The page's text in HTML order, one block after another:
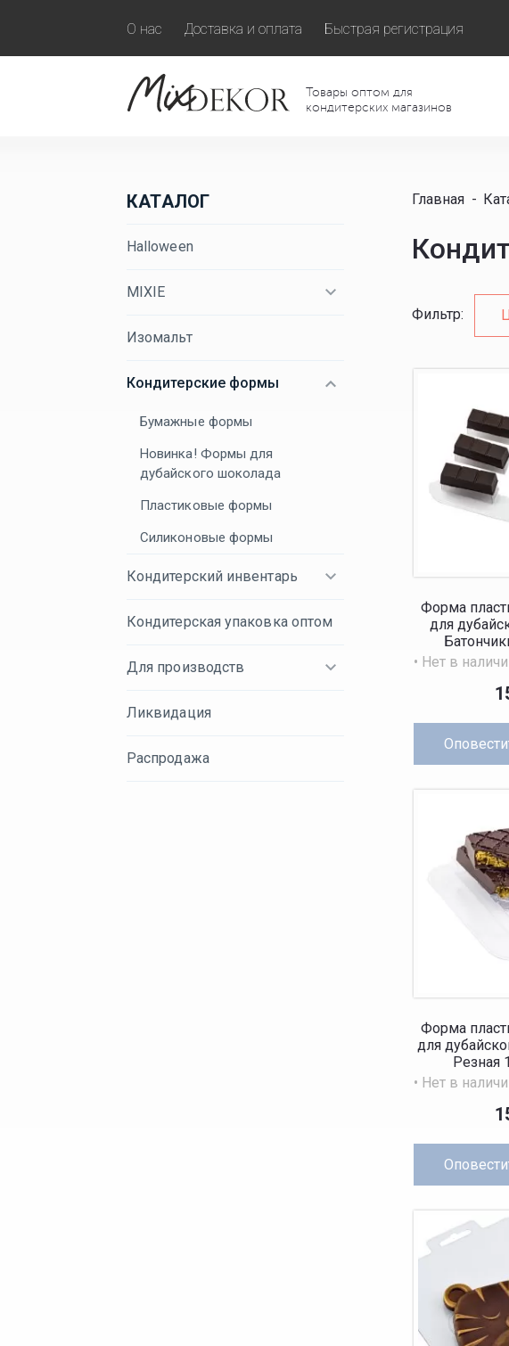
О нас Доставка и оплата Быстрая регистрация
Товары оптом для
кондитерских магазинов
КАТАЛОГ
Halloween
MIXIE
Изомальт
Кондитерские формы
Бумажные формы
Новинка! Формы для
дубайского шоколада
Пластиковые формы
Силиконовые формы
Кондитерский инвентарь
Кондитерская упаковка оптом
Для производств
Ликвидация
Распродажа
Главная -
Фильтр:
Форма
для
• Нет в
Форма
для
Резная
• Нет в